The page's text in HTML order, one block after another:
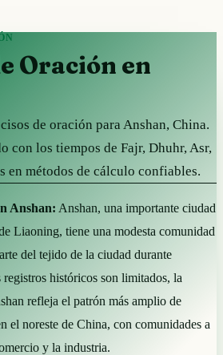
Oración en
de oración para Anshan, China.
con los tiempos de Fajr, Dhuhr, Asr,
en métodos de cálculo confiables.
Anshan: Anshan, una importante ciudad
Liaoning, tiene una modesta comunidad
del tejido de la ciudad durante
históricos son limitados, la
refleja el patrón más amplio de
el noreste de China, con comunidades a
y la industria.